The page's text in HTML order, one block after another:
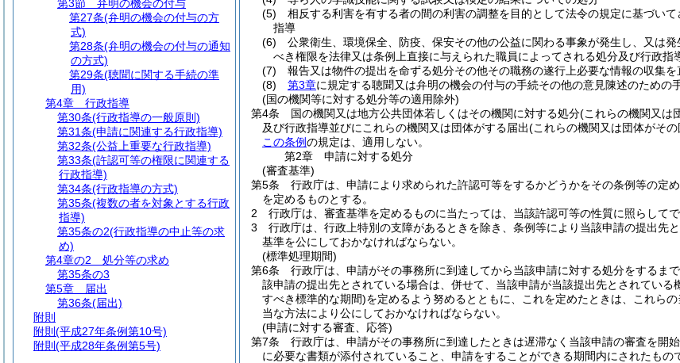
(5)
相反する利害を有する者の間の利害の調整を目的として法令の規定に基づい
指導
(6)
公衆衛生、環境保全、防疫、保安その他の公益に関わる事象が発生し、又は
べき権限を法律又は条例上直接に与えられた職員によってされる処分及び行政指
(7)
報告又は物件の提出を命ずる処分その他その職務の遂行上必要な情報の収集
(8)
第3章に規定する聴聞又は弁明の機会の付与の手続その他の意見陳述のため
(国の機関等に対する処分等の適用除外)
第4条
国の機関又は地方公共団体若しくはその機関に対する処分(これらの機関又は
及び行政指導並びにこれらの機関又は団体がする届出(これらの機関又は団体がそ
この条例の規定は、適用しない。
第2章
申請に対する処分
(審査基準)
第5条
行政庁は、申請により求められた許認可等をするかどうかをその条例等の定
を定めるものとする。
2
行政庁は、審査基準を定めるものに当たっては、当該許認可等の性質に照らして
3
行政庁は、行政上特別の支障があるときを除き、条例等により当該申請の提出先
基準を公にしておかなければならない。
(標準処理期間)
第6条
行政庁は、申請がその事務所に到達してから当該申請に対する処分をするま
該申請の提出先とされている場合は、併せて、当該申請が当該提出先とされてい
すべき標準的な期間)を定めるよう努めるとともに、これを定めたときは、これら
当な方法により公にしておかなければならない。
(申請に対する審査、応答)
第7条
行政庁は、申請がその事務所に到達したときは遅滞なく当該申請の審査を開
に必要な書類が添付されていること、申請をすることができる期間内にされたも
第3節
弁明の機会の付与
第27条(弁明の機会の付与の方
式)
第28条(弁明の機会の付与の通知
の方式)
第29条(聴聞に関する手続の準
用)
第4章
行政指導
第30条(行政指導の一般原則)
第31条(申請に関連する行政指導)
第32条(公益上重要な行政指導)
第33条(許認可等の権限に関連する
行政指導)
第34条(行政指導の方式)
第35条(複数の者を対象とする行政
指導)
第35条の2(行政指導の中止等の求
め)
第4章の2
処分等の求め
第35条の3
第5章
届出
第36条(届出)
附則
附則 (平成27年条例第10号)
附則 (平成28年条例第5号)